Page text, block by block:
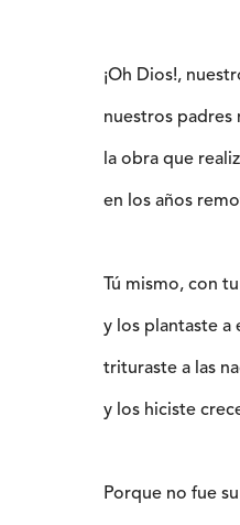
¡Oh Dios!,
nuestros padres
la obra que
en los años
Tú mismo, con
y los plantaste a
trituraste a las
y los hiciste
Porque no fue